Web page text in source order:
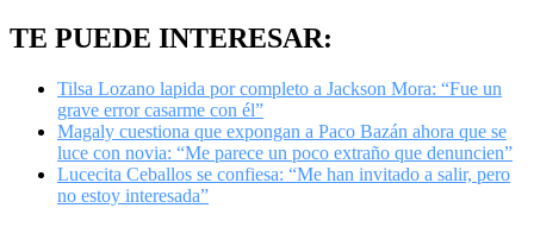
TE PUEDE INTERESAR:
Tilsa Lozano lapida por completo a Jackson Mora: “Fue un
grave error casarme con él”
Magaly cuestiona que expongan a Paco Bazán ahora que se
luce con novia: “Me parece un poco extraño que denuncien”
Lucecita Ceballos se confiesa: “Me han invitado a salir, pero
no estoy interesada”